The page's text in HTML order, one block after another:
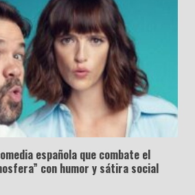
española que combate el
con humor y sátira social